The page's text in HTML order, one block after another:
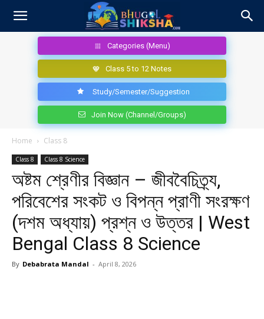
Categories (Menu)
Class 5 to 12 Notes
Study/Semester/Suggestion
Join Now (Channel/Groups)
Home Class 8
Class 8 Class 8 Science
অষ্টম শ্রেণীর বিজ্ঞান – জীববৈচিত্র্য,
পরিবেশের সংকট ও বিপন্ন প্রাণী সংরক্ষণ
(দশম অধ্যায়) প্রশ্ন ও উত্তর | West
Bengal Class 8 Science
By Debabrata Mandal - April 8, 2026